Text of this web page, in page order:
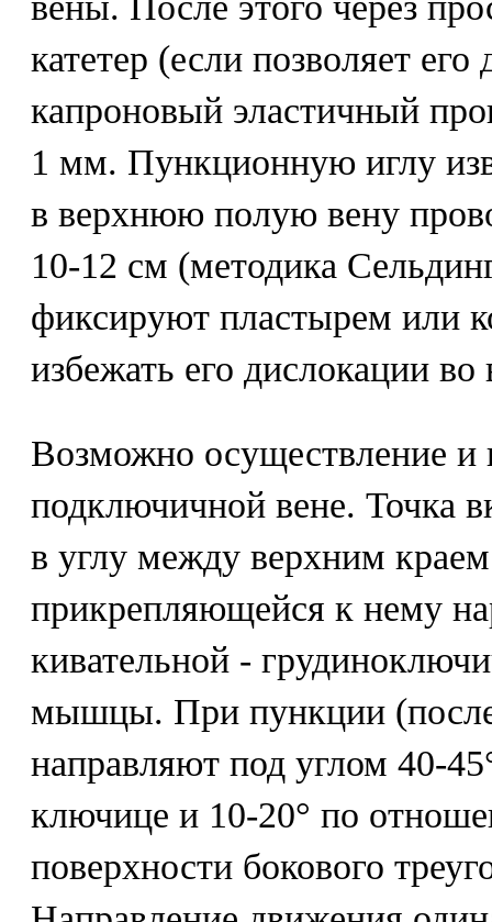
катетер (если позволяет
капроновый эластичный
1 мм. Пункционную иглу
в верхнюю полую вену
10-12 см (методика
фиксируют пластырем или
избежать его дислокации
Возможно осуществление и
подключичной вене. Точка
в углу между верхним
прикрепляющейся к нему
кивательной -
мышцы. При пункции
направляют под углом 40-
ключице и 10-20° по
поверхности бокового